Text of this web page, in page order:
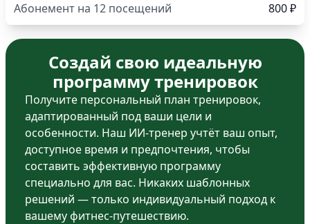
Абонемент на 12 посещений 800 ₽
Создай свою идеальную
программу тренировок
Получите персональный план тренировок,
адаптированный под ваши цели и
особенности. Наш ИИ-тренер учтёт ваш опыт,
доступное время и предпочтения, чтобы
составить эффективную программу
специально для вас. Никаких шаблонных
решений — только индивидуальный подход к
вашему фитнес-путешествию.